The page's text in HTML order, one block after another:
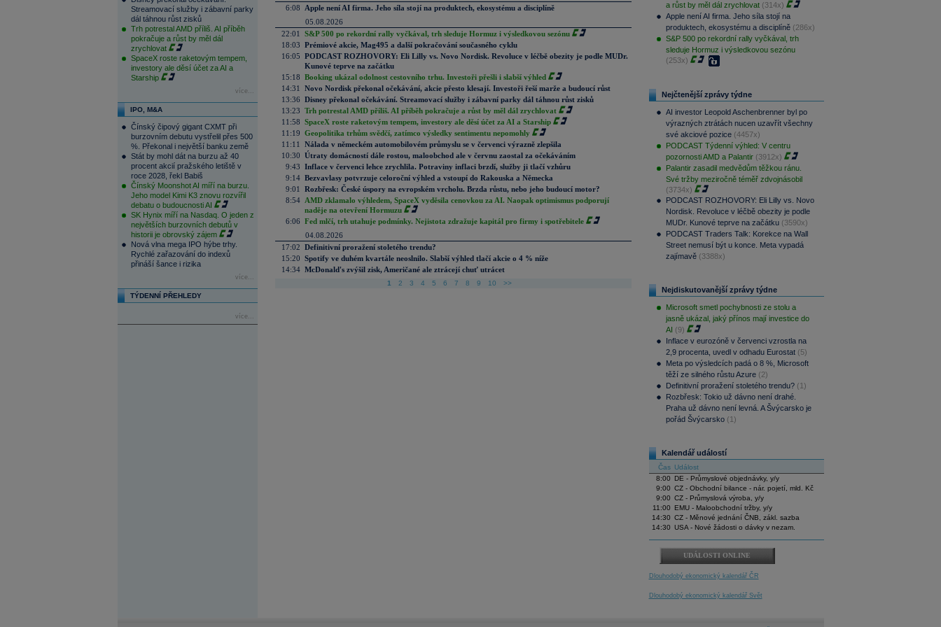
Streamovací služby i zábavní parky
dál táhnou růst zisků
Trh potrestal AMD příliš. AI příběh
pokračuje a růst by měl dál
zrychlovat
SpaceX roste raketovým tempem,
investory ale děsí účet za AI a
Starship
více...
IPO, M&A
Čínský čipový gigant CXMT při
burzovním debutu vystřelil přes 500
%. Překonal i největší banku země
Stát by mohl dát na burzu až 40
procent akcií pražského letiště v
roce 2028, řekl Babiš
Čínský Moonshot AI míří na burzu.
Jeho model Kimi K3 znovu rozvířil
debatu o budoucnosti AI
SK Hynix míří na Nasdaq. O jeden z
největších burzovních debutů v
historii je obrovský zájem
Nová vlna mega IPO hýbe trhy.
Rychlé zařazování do indexů
přináší šance i rizika
více...
TÝDENNÍ PŘEHLEDY
více...
6:08
Apple není AI firma. Jeho síla stojí na produktech, ekosystému a disciplíně
05.08.2026
22:01
S&P 500 po rekordní rally vyčkával, trh sleduje Hormuz i výsledkovou sezónu
18:03 Prémiové akcie, Mag495 a další pokračování současného cyklu
16:05 PODCAST ROZHOVORY: Eli Lilly vs. Novo Nordisk. Revoluce v léčbě obezity je podle MUDr.
Kunové teprve na začátku
15:18 Booking ukázal odolnost cestovního trhu. Investoři přešli i slabší výhled
14:31
Novo Nordisk překonal očekávání, akcie přesto klesají. Investoři řeší marže a budoucí růst
13:36 Disney překonal očekávání. Streamovací služby i zábavní parky dál táhnou růst zisků
13:23 Trh potrestal AMD příliš. AI příběh pokračuje a růst by měl dál zrychlovat
11:58 SpaceX roste raketovým tempem, investory ale děsí účet za AI a Starship
11:19 Geopolitika trhům svědčí, zatímco výsledky sentimentu nepomohly
11:11
Nálada v německém automobilovém průmyslu se v červenci výrazně zlepšila
10:30 Útraty domácností dále rostou, maloobchod ale v červnu zaostal za očekáváním
9:43 Inflace v červenci lehce zrychlila. Potraviny inflaci brzdí, služby ji tlačí vzhůru
9:14 Bezvavlasy potvrzuje celoroční výhled a vstoupí do Rakouska a Německa
9:01
Rozbřesk: České úspory na evropském vrcholu. Brzda růstu, nebo jeho budoucí motor?
8:54
AMD zklamalo výhledem, SpaceX vyděsila cenovkou za AI. Naopak optimismus podporují
naděje na otevření Hormuzu
6:06 Fed mlčí, trh utahuje podmínky. Nejistota zdražuje kapitál pro firmy i spotřebitele
04.08.2026
17:02 Definitivní proražení stoletého trendu?
15:20 Spotify ve duhém kvartále neoslnilo. Slabší výhled tlačí akcie o 4 % níže
14:34 McDonald's zvýšil zisk, Američané ale ztrácejí chuť utrácet
1 2 3 4 5 6 7 8 9 10 >>
a růst by měl dál zrychlovat (314x)
Apple není AI firma. Jeho síla stojí na
produktech, ekosystému a disciplíně (286x)
S&P 500 po rekordní rally vyčkával, trh
sleduje Hormuz i výsledkovou sezónu
(253x)
Nejčtenější zprávy týdne
AI investor Leopold Aschenbrenner byl po
výrazných ztrátách nucen uzavřít všechny
své akciové pozice (4457x)
PODCAST Týdenní výhled: V centru
pozornosti AMD a Palantir (3912x)
Palantir zasadil medvědům těžkou ránu.
Své tržby meziročně téměř zdvojnásobil
(3734x)
PODCAST ROZHOVORY: Eli Lilly vs. Novo
Nordisk. Revoluce v léčbě obezity je podle
MUDr. Kunové teprve na začátku (3590x)
PODCAST Traders Talk: Korekce na Wall
Street nemusí být u konce. Meta vypadá
zajímavě (3388x)
Nejdiskutovanější zprávy týdne
Microsoft smetl pochybnosti ze stolu a
jasně ukázal, jaký přínos mají investice do
AI (9)
Inflace v eurozóně v červenci vzrostla na
2,9 procenta, uvedl v odhadu Eurostat (5)
Meta po výsledcích padá o 8 %, Microsoft
těží ze silného růstu Azure (2)
Definitivní proražení stoletého trendu? (1)
Rozbřesk: Tokio už dávno není drahé.
Praha už dávno není levná. A Švýcarsko je
pořád Švýcarsko (1)
Kalendář událostí
Čas Událost
8:00
DE - Průmyslové objednávky, y/y
9:00 CZ - Obchodní bilance - nár. pojetí, mld. Kč
9:00 CZ - Průmyslová výroba, y/y
11:00
EMU - Maloobchodní tržby, y/y
14:30 CZ - Měnové jednání ČNB, zákl. sazba
14:30 USA - Nové žádosti o dávky v nezam.
UDÁLOSTI ONLINE
Dlouhodobý ekonomický kalendář ČR
Dlouhodobý ekonomický kalendář Svět